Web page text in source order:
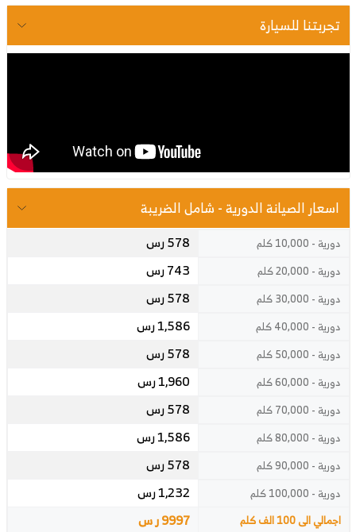
تجربتنا للسيارة
اسعار الصيانة الدورية - شامل الضريبة
دورية - 10,000 كلم 578 رس
دورية - 20,000 كلم 743 رس
دورية - 30,000 كلم 578 رس
دورية - 40,000 كلم 1,586 رس
دورية - 50,000 كلم 578 رس
دورية - 60,000 كلم 1,960 رس
دورية - 70,000 كلم 578 رس
دورية - 80,000 كلم 1,586 رس
دورية - 90,000 كلم 578 رس
دورية - 100,000 كلم 1,232 رس
اجمالي الى 100 الف كلم 9997 ر س